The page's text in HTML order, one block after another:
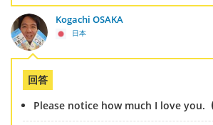
Kogachi OSAKA
日本
回答
Please notice how much I love you.